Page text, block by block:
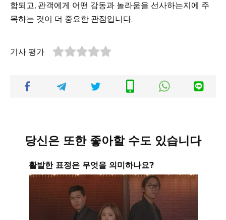
합되고, 관객에게 어떤 감동과 놀라움을 선사하는지에 주
목하는 것이 더 중요한 관점입니다.
기사 평가
당신은 또한 좋아할 수도 있습니다
활발한 표정은 무엇을 의미하나요?